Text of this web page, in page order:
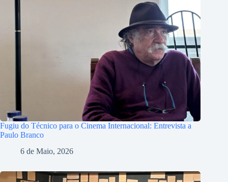
Fugiu do Técnico para o Cinema Internacional: Entrevista a
Paulo Branco
6 de Maio, 2026